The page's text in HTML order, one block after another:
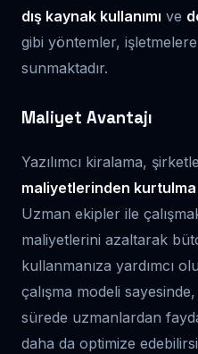
dış kaynak kullanımı ve
gibi yöntemler,
sunmaktadır.
Maliyet Avantajı
Yazılımcı kiralama,
maliyetlerinden kurtulma
Uzman ekipler ile
maliyetlerini azaltarak
kullanmanıza yardımcı
çalışma modeli
sürede uzmanlardan
daha da optimize